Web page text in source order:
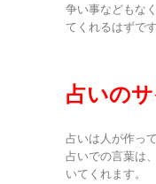
争い事などもな
てくれるはずです
占いの
占いは人が作って
占いでの言葉は
いてくれます。